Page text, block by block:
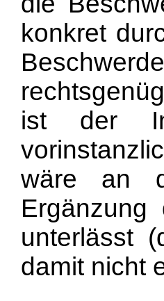
konkret
ist der
wäre an
unterlässt
damit nicht